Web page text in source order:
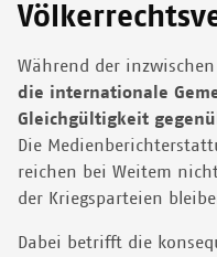
Während der
die internationale
Gleichgültigkeit
Die
reichen bei Weitem
der Kriegsparteien
Dabei betrifft die